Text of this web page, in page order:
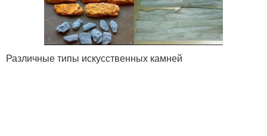
Различные типы искусственных камней